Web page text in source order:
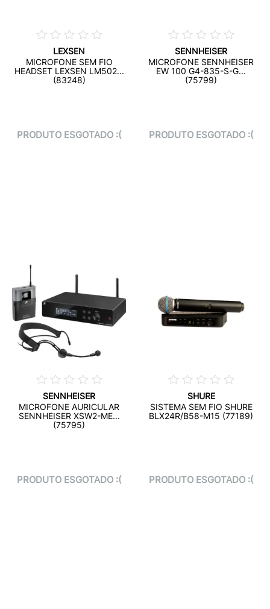
LEXSEN
MICROFONE SEM FIO
HEADSET LEXSEN LM502...
(83248)
PRODUTO ESGOTADO :(
SENNHEISER
MICROFONE SENNHEISER
EW 100 G4-835-S-G...
(75799)
PRODUTO ESGOTADO :(
SENNHEISER
MICROFONE AURICULAR
SENNHEISER XSW2-ME...
(75795)
PRODUTO ESGOTADO :(
SHURE
SISTEMA SEM FIO SHURE
BLX24R/B58-M15 (77189)
PRODUTO ESGOTADO :(